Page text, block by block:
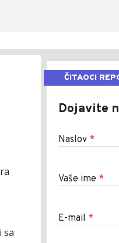
sa
ČITAOCI
Dojavite
Naslov *
Vaše ime *
E-mail *